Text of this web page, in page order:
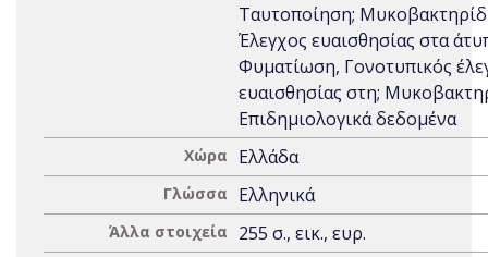
Ταυτοποίηση;
Έλεγχος ευαισθησίας στα
Φυματίωση, Γονοτυπικός
ευαισθησίας στη;
Επιδημιολογικά δεδομένα
Χώρα Ελλάδα
Γλώσσα Ελληνικά
Άλλα στοιχεία 255 σ., εικ., ευρ.